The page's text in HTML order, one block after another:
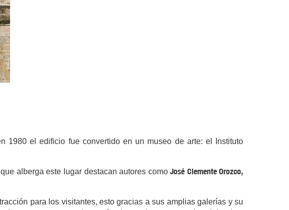
1980 el edificio fue convertido en un museo de arte: el Instituto
alberga este lugar destacan autores comoJosé Clemente Orozco,
para los visitantes, esto gracias a sus amplias galerías y su